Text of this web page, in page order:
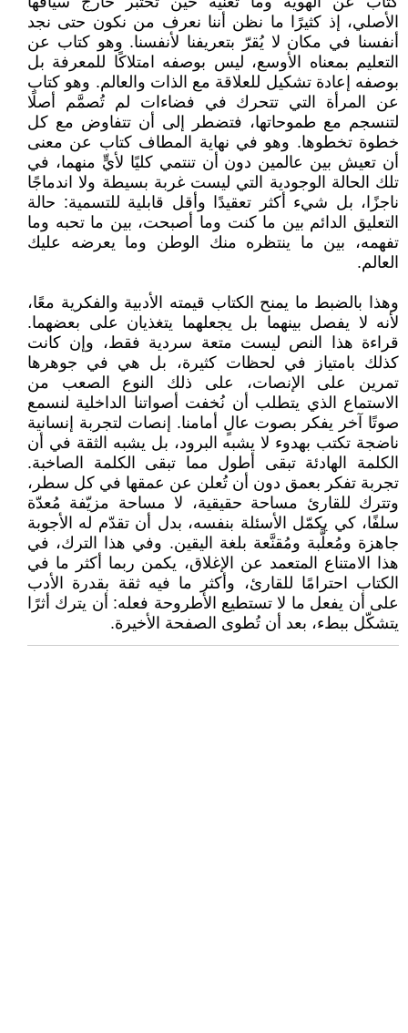
الأصلي، إذ كثيرًا ما نظن أننا نعرف من نكون حتى نجد
أنفسنا في مكان لا يُقرّ بتعريفنا لأنفسنا. وهو كتاب عن
التعليم بمعناه الأوسع، ليس بوصفه امتلاكًا للمعرفة بل
بوصفه إعادة تشكيل للعلاقة مع الذات والعالم. وهو كتاب
عن المرأة التي تتحرك في فضاءات لم تُصمَّم أصلًا
لتنسجم مع طموحاتها، فتضطر إلى أن تتفاوض مع كل
خطوة تخطوها. وهو في نهاية المطاف كتاب عن معنى
أن تعيش بين عالمين دون أن تنتمي كليًا لأيٍّ منهما، في
تلك الحالة الوجودية التي ليست غربة بسيطة ولا اندماجًا
ناجزًا، بل شيء أكثر تعقيدًا وأقل قابلية للتسمية: حالة
التعليق الدائم بين ما كنت وما أصبحت، بين ما تحبه وما
تفهمه، بين ما ينتظره منك الوطن وما يعرضه عليك
العالم.
وهذا بالضبط ما يمنح الكتاب قيمته الأدبية والفكرية معًا،
لأنه لا يفصل بينهما بل يجعلهما يتغذيان على بعضهما.
قراءة هذا النص ليست متعة سردية فقط، وإن كانت
كذلك بامتياز في لحظات كثيرة، بل هي في جوهرها
تمرين على الإنصات، على ذلك النوع الصعب من
الاستماع الذي يتطلب أن نُخفت أصواتنا الداخلية لنسمع
صوتًا آخر يفكر بصوت عالٍ أمامنا. إنصات لتجربة إنسانية
ناضجة تكتب بهدوء لا يشبه البرود، بل يشبه الثقة في أن
الكلمة الهادئة تبقى أطول مما تبقى الكلمة الصاخبة.
تجربة تفكر بعمق دون أن تُعلن عن عمقها في كل سطر،
وتترك للقارئ مساحة حقيقية، لا مساحة مزيّفة مُعدّة
سلفًا، كي يكمّل الأسئلة بنفسه، بدل أن تقدّم له الأجوبة
جاهزة ومُعلَّبة ومُقنَّعة بلغة اليقين. وفي هذا الترك، في
هذا الامتناع المتعمد عن الإغلاق، يكمن ربما أكثر ما في
الكتاب احترامًا للقارئ، وأكثر ما فيه ثقة بقدرة الأدب
على أن يفعل ما لا تستطيع الأطروحة فعله: أن يترك أثرًا
يتشكّل ببطء، بعد أن تُطوى الصفحة الأخيرة.